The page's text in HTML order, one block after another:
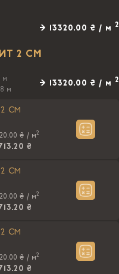
→ 13320.00 ₴ / м 2
2 CM
м
м
→ 13320.00 ₴ / м 2
CM
₴ / м2
₴
CM
₴ / м2
₴
CM
₴ / м2
₴